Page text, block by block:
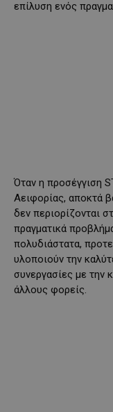
επίλυση ενός
Όταν η προσέγγιση
Αειφορίας, αποκτά
δεν περιορίζονται
πραγματικά
πολυδιάστατα,
υλοποιούν την
συνεργασίες με την
άλλους φορείς.